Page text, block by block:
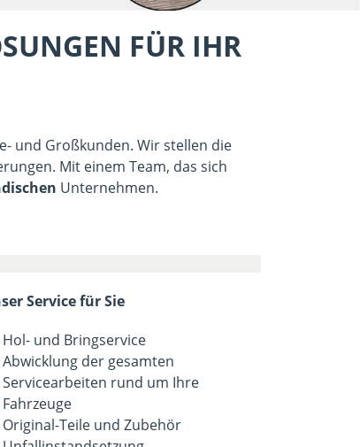
FÜR IHR
und Großkunden. Wir stellen die
Mit einem Team, das sich
Unternehmen.
Service für Sie
Hol- und Bringservice
Abwicklung der gesamten
Servicearbeiten rund um Ihre
Fahrzeuge
Original-Teile und Zubehör